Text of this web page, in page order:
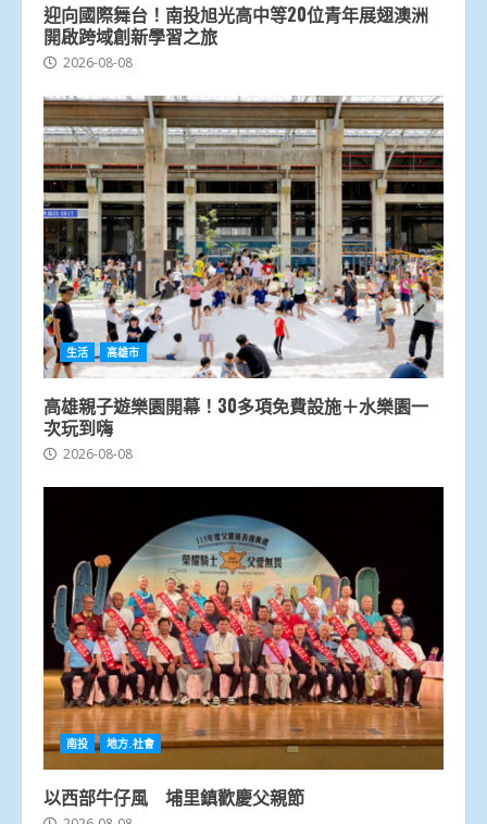
迎向國際舞台！南投旭光高中等20位青年展翅澳洲
開啟跨域創新學習之旅
2026-08-08
生活 高雄市
高雄親子遊樂園開幕！30多項免費設施＋水樂園一
次玩到嗨
2026-08-08
南投 地方.社會
以西部牛仔風 埔里鎮歡慶父親節